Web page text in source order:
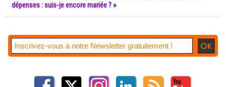
dépenses : suis-je encore mariée ? »